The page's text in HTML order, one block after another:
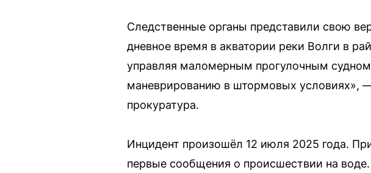
Следственные органы представили свою
дневное время в акватории реки Волги в
управляя маломерным прогулочным
маневрированию в штормовых условиях»,
прокуратура.
Инцидент произошёл 12 июля 2025 года.
первые сообщения о происшествии на